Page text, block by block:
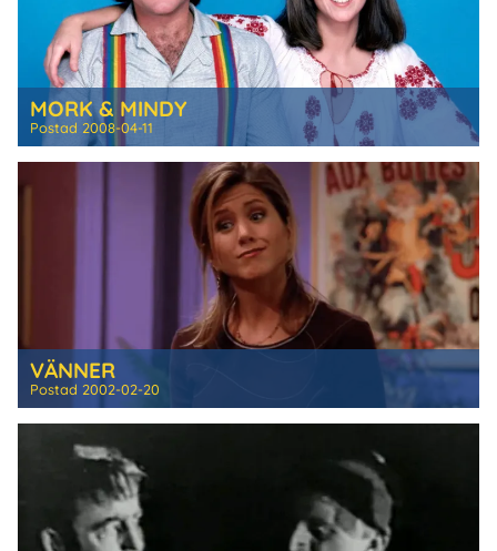
MORK & MINDY
Postad 2008-04-11
VÄNNER
Postad 2002-02-20